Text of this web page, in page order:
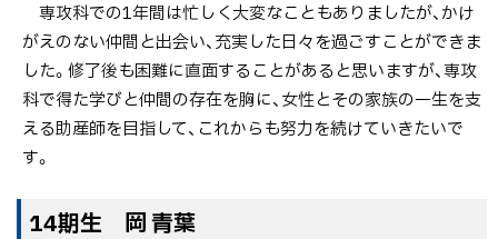
専攻科での1年間は忙しく大変なこともありましたが、かけ
がえのない仲間と出会い、充実した日々を過ごすことができま
した。修了後も困難に直面することがあると思いますが、専攻
科で得た学びと仲間の存在を胸に、女性とその家族の一生を支
える助産師を目指して、これからも努力を続けていきたいで
す。
14期生 岡 青葉